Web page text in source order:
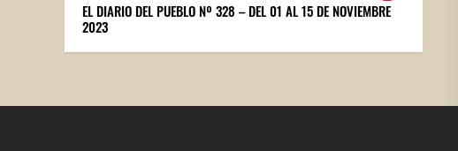
EL DIARIO DEL PUEBLO Nº 328 – DEL 01 AL 15 DE NOVIEMBRE
2023